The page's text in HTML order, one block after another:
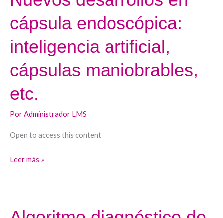
cápsula endoscópica:
inteligencia artificial,
cápsulas maniobrables,
etc.
PorAdministrador LMS
Open to access this content
desarrollos
en
cápsula
endoscópica:
inteligencia
artificial,
cápsulas
maniobrables,
etc.
Leer más »
Algoritmo